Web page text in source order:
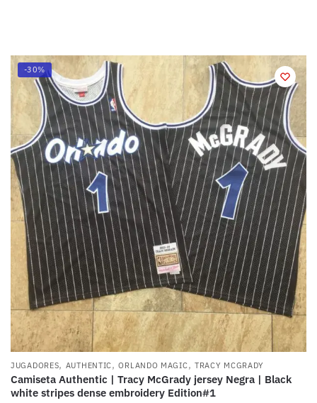
-30%
JUGADORES, AUTHENTIC,ORLANDO MAGIC, TRACY MCGRADY
Camiseta Authentic | Tracy McGrady jersey Negra | Black
white stripes dense embroidery Edition#1